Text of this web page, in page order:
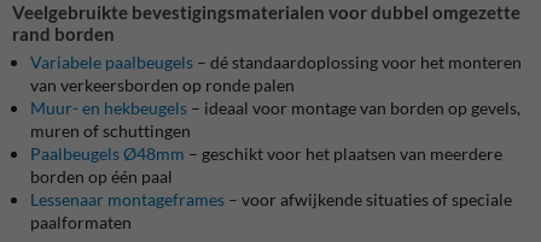
Veelgebruikte bevestigingsmaterialen voor dubbel omgezette
rand borden
Variabele paalbeugels – dé standaardoplossing voor het monteren
van verkeersborden op ronde palen
Muur- en hekbeugels – ideaal voor montage van borden op gevels,
muren of schuttingen
Paalbeugels Ø48mm – geschikt voor het plaatsen van meerdere
borden op één paal
Lessenaar montageframes – voor afwijkende situaties of speciale
paalformaten